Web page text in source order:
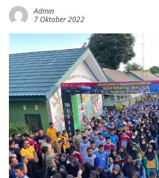
Admin
7 Oktober 2022